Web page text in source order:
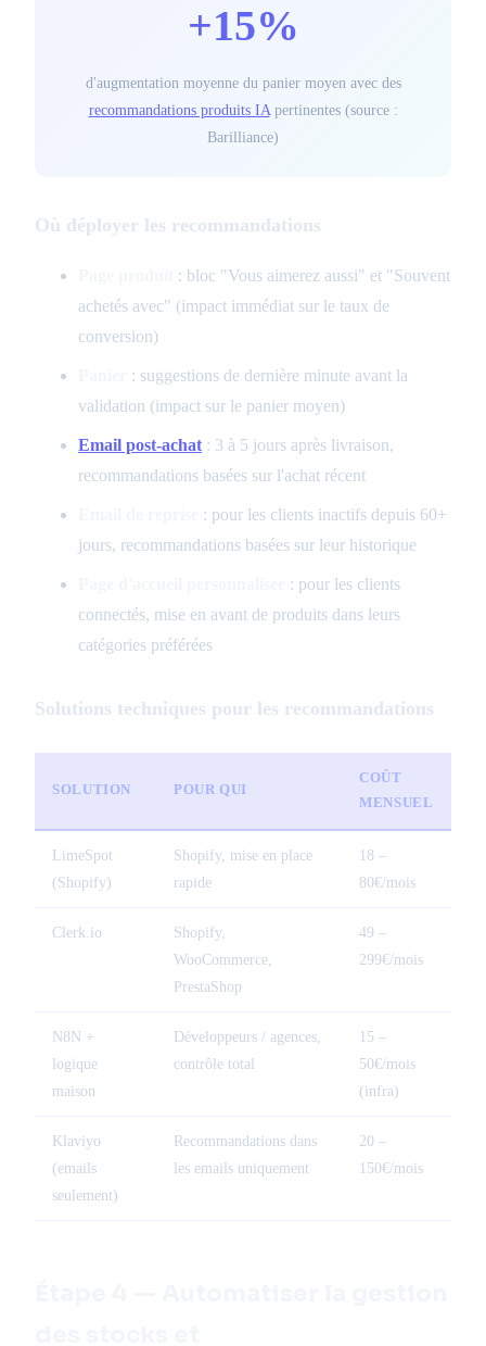
+15%
d'augmentation moyenne du panier moyen avec des
recommandations produits IApertinentes (source :
Barilliance)
Où déployer les recommandations
: bloc "Vous aimerez aussi" et "Souvent
achetés avec" (impact immédiat sur le taux de
conversion)
: suggestions de dernière minute avant la
validation (impact sur le panier moyen)
Email post-achat : 3 à 5 jours après livraison,
recommandations basées sur l'achat récent
: pour les clients inactifs depuis 60+
jours, recommandations basées sur leur historique
: pour les clients
connectés, mise en avant de produits dans leurs
catégories préférées
Solutions techniques pour les recommandations
SOLUTION POUR QUI
COÛT
MENSUEL
LimeSpot
(Shopify)
Shopify, mise en place
rapide
18 –
80€/mois
Clerk.io
Shopify,
WooCommerce,
PrestaShop
49 –
299€/mois
N8N +
logique
maison
Développeurs / agences,
contrôle total
15 –
50€/mois
(infra)
Klaviyo
(emails
seulement)
Recommandations dans
les emails uniquement
20 –
150€/mois